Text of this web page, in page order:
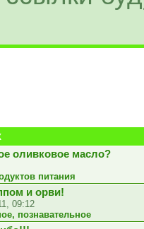
оливковое масло?
питания
и орви!
09:12
познавательное